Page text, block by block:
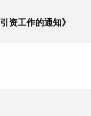
资工作的通知》